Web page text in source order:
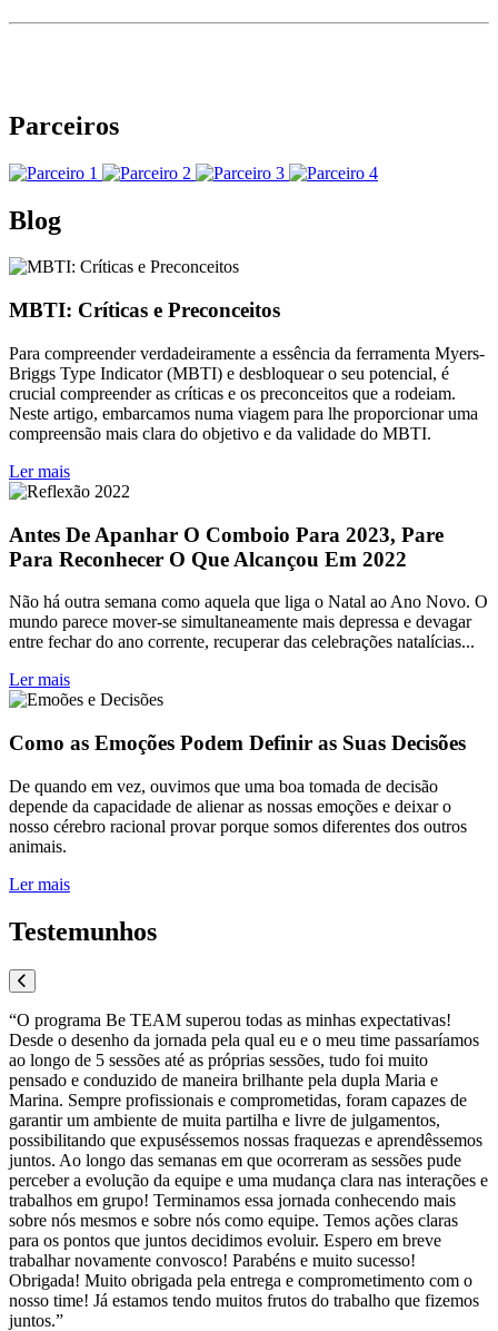
Parceiros
Blog
MBTI: Críticas e Preconceitos
Para compreender verdadeiramente a essência da ferramenta Myers-
Briggs Type Indicator (MBTI) e desbloquear o seu potencial, é
crucial compreender as críticas e os preconceitos que a rodeiam.
Neste artigo, embarcamos numa viagem para lhe proporcionar uma
compreensão mais clara do objetivo e da validade do MBTI.
Ler mais
Antes De Apanhar O Comboio Para 2023, Pare
Para Reconhecer O Que Alcançou Em 2022
Não há outra semana como aquela que liga o Natal ao Ano Novo. O
mundo parece mover-se simultaneamente mais depressa e devagar
entre fechar do ano corrente, recuperar das celebrações natalícias...
Ler mais
Como as Emoções Podem Definir as Suas Decisões
De quando em vez, ouvimos que uma boa tomada de decisão
depende da capacidade de alienar as nossas emoções e deixar o
nosso cérebro racional provar porque somos diferentes dos outros
animais.
Ler mais
Testemunhos
“O programa Be TEAM superou todas as minhas expectativas!
Desde o desenho da jornada pela qual eu e o meu time passaríamos
ao longo de 5 sessões até as próprias sessões, tudo foi muito
pensado e conduzido de maneira brilhante pela dupla Maria e
Marina. Sempre profissionais e comprometidas, foram capazes de
garantir um ambiente de muita partilha e livre de julgamentos,
possibilitando que expuséssemos nossas fraquezas e aprendêssemos
juntos. Ao longo das semanas em que ocorreram as sessões pude
perceber a evolução da equipe e uma mudança clara nas interações e
trabalhos em grupo! Terminamos essa jornada conhecendo mais
sobre nós mesmos e sobre nós como equipe. Temos ações claras
para os pontos que juntos decidimos evoluir. Espero em breve
trabalhar novamente convosco! Parabéns e muito sucesso!
Obrigada! Muito obrigada pela entrega e comprometimento com o
nosso time! Já estamos tendo muitos frutos do trabalho que fizemos
juntos.”